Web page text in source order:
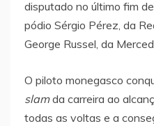
disputado no último fim
pódio Sérgio Pérez, da
George Russel, da
O piloto monegasco
slamda carreira ao
todas as voltas e a